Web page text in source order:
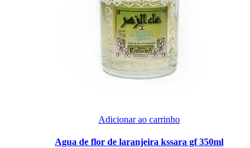
Adicionar ao carrinho
Agua de flor de laranjeira kssara gf 350ml